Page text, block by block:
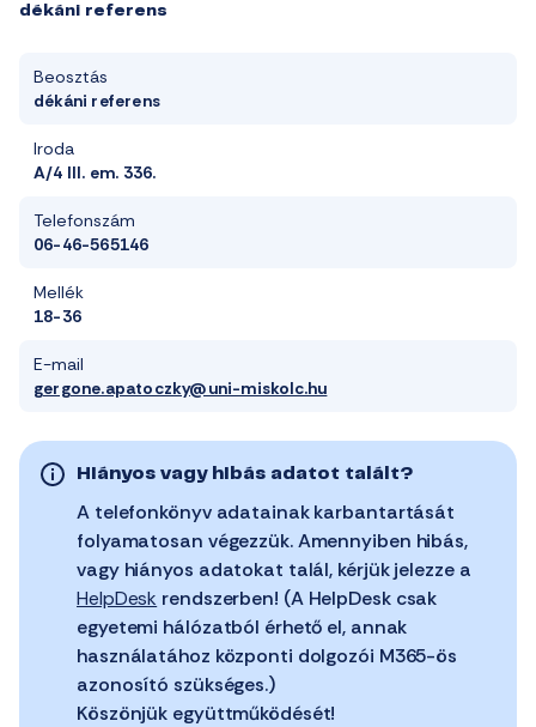
dékáni referens
Beosztás
dékáni referens
Iroda
A/4 III. em. 336.
Telefonszám
06-46-565146
Mellék
18-36
E-mail
gergone.apatoczky@uni-miskolc.hu
Hiányos vagy hibás adatot talált?
A telefonkönyv adatainak karbantartását
folyamatosan végezzük. Amennyiben hibás,
vagy hiányos adatokat talál, kérjük jelezze a
HelpDesk rendszerben! (A HelpDesk csak
egyetemi hálózatból érhető el, annak
használatához központi dolgozói M365-ös
azonosító szükséges.)
Köszönjük együttműködését!